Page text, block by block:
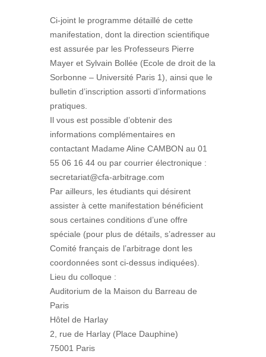
Ci-joint le programme détaillé de cette
manifestation, dont la direction scientifique
est assurée par les Professeurs Pierre
Mayer et Sylvain Bollée (Ecole de droit de la
Sorbonne – Université Paris 1), ainsi que le
bulletin d’inscription assorti d’informations
pratiques.
Il vous est possible d’obtenir des
informations complémentaires en
contactant Madame Aline CAMBON au 01
55 06 16 44 ou par courrier électronique :
secretariat@cfa-arbitrage.com
Par ailleurs, les étudiants qui désirent
assister à cette manifestation bénéficient
sous certaines conditions d’une offre
spéciale (pour plus de détails, s’adresser au
Comité français de l’arbitrage dont les
coordonnées sont ci-dessus indiquées).
Lieu du colloque :
Auditorium de la Maison du Barreau de
Paris
Hôtel de Harlay
2, rue de Harlay (Place Dauphine)
75001 Paris